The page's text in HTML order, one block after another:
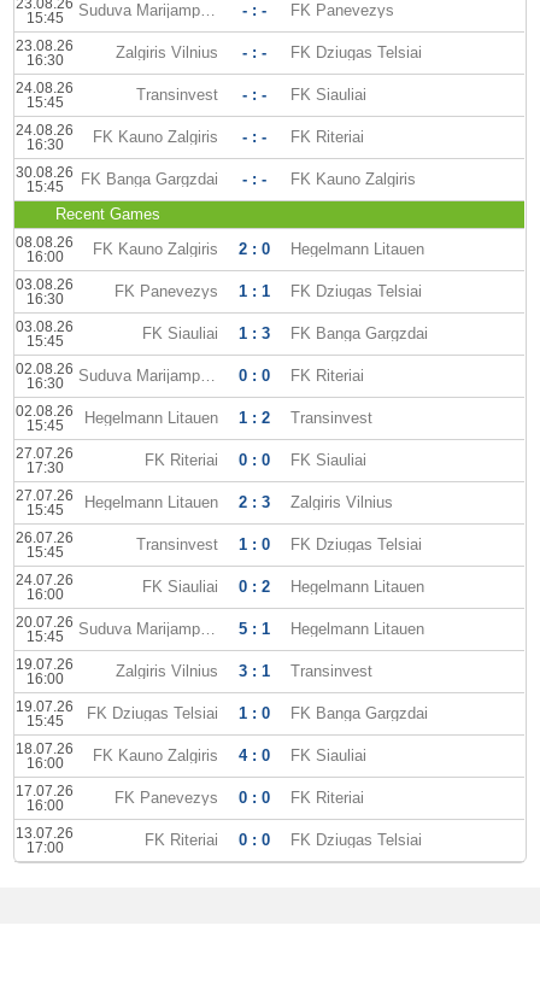
23.08.26
15:45
Suduva Marijampole - : - FK Panevezys
23.08.26
16:30
Zalgiris Vilnius - : - FK Dziugas Telsiai
24.08.26
15:45
Transinvest - : - FK Siauliai
24.08.26
16:30
FK Kauno Zalgiris - : - FK Riteriai
30.08.26
15:45
FK Banga Gargzdai - : -
FK Kauno Zalgiris
Recent Games
08.08.26
16:00
FK Kauno Zalgiris 2 : 0 Hegelmann Litauen
03.08.26
16:30
FK Panevezys 1 : 1 FK Dziugas Telsiai
03.08.26
15:45
FK Siauliai 1 : 3 FK Banga Gargzdai
02.08.26
16:30
Suduva Marijampole 0 : 0 FK Riteriai
02.08.26
15:45
Hegelmann Litauen 1 : 2 Transinvest
27.07.26
17:30
FK Riteriai 0 : 0 FK Siauliai
27.07.26
15:45
Hegelmann Litauen 2 : 3 Zalgiris Vilnius
26.07.26
15:45
Transinvest 1 : 0 FK Dziugas Telsiai
24.07.26
16:00
FK Siauliai 0 : 2 Hegelmann Litauen
20.07.26
15:45
Suduva Marijampole 5 : 1 Hegelmann Litauen
19.07.26
16:00
Zalgiris Vilnius 3 : 1 Transinvest
19.07.26
15:45
FK Dziugas Telsiai 1 : 0 FK Banga Gargzdai
18.07.26
16:00
FK Kauno Zalgiris 4 : 0 FK Siauliai
17.07.26
16:00
FK Panevezys 0 : 0 FK Riteriai
13.07.26
17:00
FK Riteriai 0 : 0 FK Dziugas Telsiai